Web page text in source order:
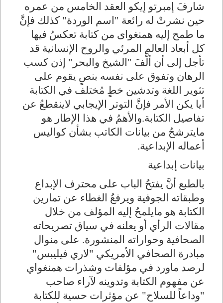
شارفَ إمبرتو إيكو العقد الخامس من عمره
حين نشرتْ له رائعة "اسم الوردة" كذلك فإنَّ
ما طمح إليه همنغواى من كتابة تعكسُ فيها
كل أبعاد العالم المرئي والروح الإنسانية قد
تأجل إلى أن ألَّفَ "الشيخ والبحر" إذن كسب
الرهان وتفوق على نفسه بنصٍ يقوم على
تثوير اللغة وتدشين خطٍ مُختلف في الكتابة
أيا يكن الأمر فإنَّ التوتر الإيجابي لاينقطعُ عن
تفاصيل الكتابة.والأهمُ في هذا الإطار هو
مايترشحُ من بيانات الكاتب بشأن كواليس
أعماله الإبداعية.
بيانات إبداعية
بالطبع أنَّ يفتحُ الباب على محترف الإبداع
وطبقاته الجوفية ويرفعُ الغطاء عن تمارين
الكتابة هو مايلمحُ إليه المؤلف من خلال
مقالات الرأي أو يعلنه في سياق تصريحاته
الصحافية وحواراته المنشورة. على منوال
مبادرة الصحافي الأمريكي "لاري فيليبس"
لرصد ماورد في مؤلفات وشذرات همنغواي
عن مفهوم الكتابة وتدوينه لآراء صاحب
"وداعاً للسلاح" عن مؤثرات حسية للكتابة